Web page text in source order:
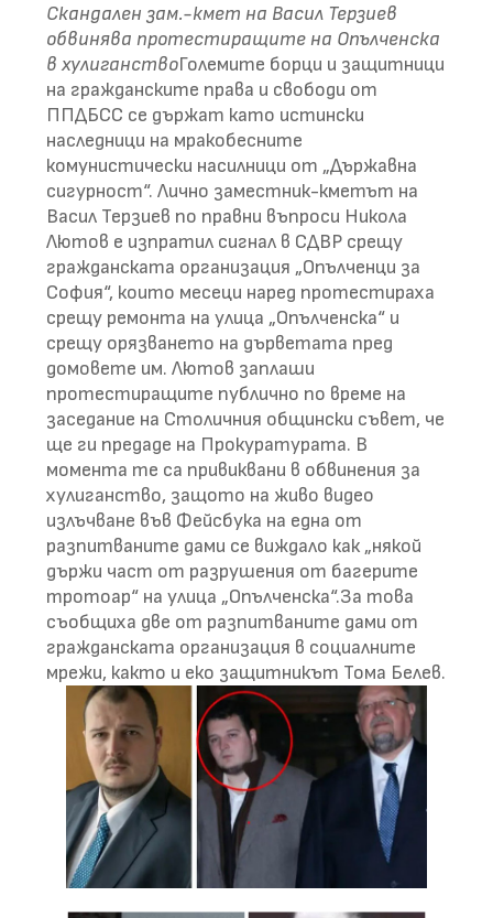
Скандален зам.-кмет на Васил Терзиев
обвинява протестиращите на Опълченска
в хулиганствоГолемите борци и защитници
на гражданските права и свободи от
ППДБСС се държат като истински
наследници на мракобесните
комунистически насилници от „Държавна
сигурност“. Лично заместник-кметът на
Васил Терзиев по правни въпроси Никола
Лютов е изпратил сигнал в СДВР срещу
гражданската организация „Опълченци за
София“, които месеци наред протестираха
срещу ремонта на улица „Опълченска“ и
срещу орязването на дърветата пред
домовете им. Лютов заплаши
протестиращите публично по време на
заседание на Столичния общински съвет, че
ще ги предаде на Прокуратурата. В
момента те са привиквани в обвинения за
хулиганство, защото на живо видео
излъчване във Фейсбука на една от
разпитваните дами се виждало как „някой
държи част от разрушения от багерите
тротоар“ на улица „Опълченска“.За това
съобщиха две от разпитваните дами от
гражданската организация в социалните
мрежи, както и еко защитникът Тома Белев.